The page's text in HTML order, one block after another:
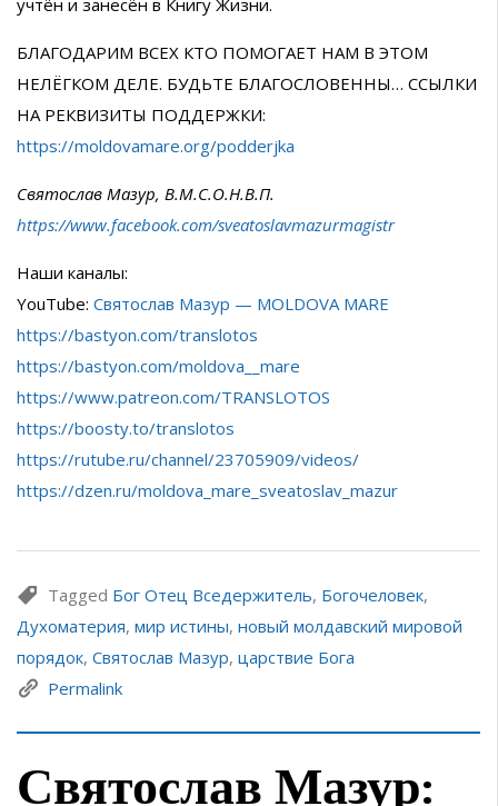
БЛАГОДАРИМ ВСЕХ КТО ПОМОГАЕТ НАМ В ЭТОМ
НЕЛЁГКОМ ДЕЛЕ. БУДЬТЕ БЛАГОСЛОВЕННЫ… ССЫЛКИ
НА РЕКВИЗИТЫ ПОДДЕРЖКИ:
https://moldovamare.org/podderjka
Святослав Мазур, В.М.С.О.Н.В.П.
https://www.facebook.com/sveatoslavmazurmagistr
Наши каналы:
YouTube: Святослав Мазур — MOLDOVA MARE
https://bastyon.com/translotos
https://bastyon.com/moldova__mare
https://www.patreon.com/TRANSLOTOS
https://boosty.to/translotos
https://rutube.ru/channel/23705909/videos/
https://dzen.ru/moldova_mare_sveatoslav_mazur
Tagged Бог Отец Вседержитель, Богочеловек,
Духоматерия, мир истины, новый молдавский мировой
порядок, Святослав Мазур, царствие Бога
Permalink
Святослав Мазур: